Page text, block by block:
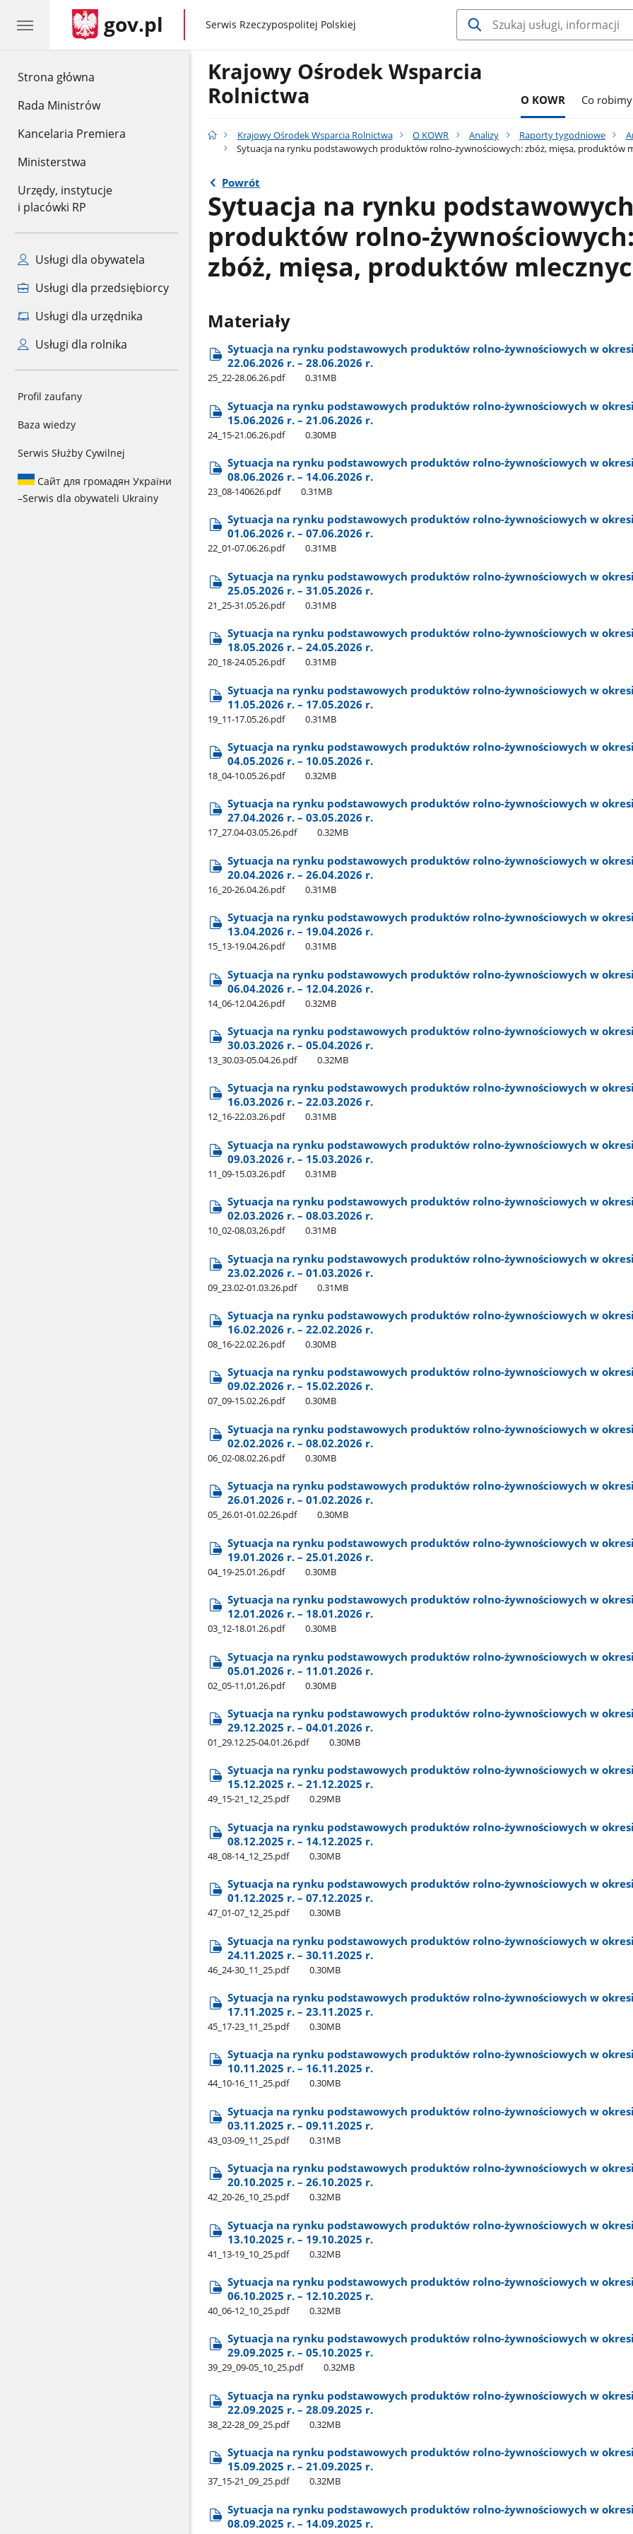
Strona główna
Rada Ministrów
Kancelaria Premiera
Ministerstwa
Urzędy, instytucje
i placówki RP
Usługi dla obywatela
Usługi dla przedsiębiorcy
Usługi dla urzędnika
Usługi dla rolnika
Profil zaufany
Baza wiedzy
Serwis Służby Cywilnej
Сайт для громадян України
–Serwis dla obywateli Ukrainy
gov.pl gov.pl
Serwis Rzeczypospolitej Polskiej
Krajowy Ośrodek Wsparcia
Rolnictwa
O KOWR Co robimy
Krajowy Ośrodek Wsparcia Rolnictwa O KOWR Analizy Raporty tygodniowe
Sytuacja na rynku podstawowych produktów rolno-żywnościowych: zbóż, mięsa, produktów
Powrót
Sytuacja na rynku podstawowych
produktów rolno-żywnościowych:
zbóż, mięsa, produktów
Materiały
Sytuacja na rynku podstawowych produktów rolno-żywnościowych w
22.06.2026 r. – 28.06.2026 r.
25​_22-28.06.26.pdf 0.31MB
Sytuacja na rynku podstawowych produktów rolno-żywnościowych w
15.06.2026 r. – 21.06.2026 r.
24​_15-21.06.26.pdf 0.30MB
Sytuacja na rynku podstawowych produktów rolno-żywnościowych w
08.06.2026 r. – 14.06.2026 r.
23​_08-140626.pdf 0.31MB
Sytuacja na rynku podstawowych produktów rolno-żywnościowych w
01.06.2026 r. – 07.06.2026 r.
22​_01-07.06.26.pdf 0.31MB
Sytuacja na rynku podstawowych produktów rolno-żywnościowych w
25.05.2026 r. – 31.05.2026 r.
21​_25-31.05.26.pdf 0.31MB
Sytuacja na rynku podstawowych produktów rolno-żywnościowych w
18.05.2026 r. – 24.05.2026 r.
20​_18-24.05.26.pdf 0.31MB
Sytuacja na rynku podstawowych produktów rolno-żywnościowych w
11.05.2026 r. – 17.05.2026 r.
19​_11-17.05.26.pdf 0.31MB
Sytuacja na rynku podstawowych produktów rolno-żywnościowych w
04.05.2026 r. – 10.05.2026 r.
18​_04-10.05.26.pdf 0.32MB
Sytuacja na rynku podstawowych produktów rolno-żywnościowych w
27.04.2026 r. – 03.05.2026 r.
17​_27.04-03.05.26.pdf 0.32MB
Sytuacja na rynku podstawowych produktów rolno-żywnościowych w
20.04.2026 r. – 26.04.2026 r.
16​_20-26.04.26.pdf 0.31MB
Sytuacja na rynku podstawowych produktów rolno-żywnościowych w
13.04.2026 r. – 19.04.2026 r.
15​_13-19.04.26.pdf 0.31MB
Sytuacja na rynku podstawowych produktów rolno-żywnościowych w
06.04.2026 r. – 12.04.2026 r.
14​_06-12.04.26.pdf 0.32MB
Sytuacja na rynku podstawowych produktów rolno-żywnościowych w
30.03.2026 r. – 05.04.2026 r.
13​_30.03-05.04.26.pdf 0.32MB
Sytuacja na rynku podstawowych produktów rolno-żywnościowych w
16.03.2026 r. – 22.03.2026 r.
12​_16-22.03.26.pdf 0.31MB
Sytuacja na rynku podstawowych produktów rolno-żywnościowych w
09.03.2026 r. – 15.03.2026 r.
11​_09-15.03.26.pdf 0.31MB
Sytuacja na rynku podstawowych produktów rolno-żywnościowych w
02.03.2026 r. – 08.03.2026 r.
10​_02-08,03,26.pdf 0.31MB
Sytuacja na rynku podstawowych produktów rolno-żywnościowych w
23.02.2026 r. – 01.03.2026 r.
09​_23.02-01.03.26.pdf 0.31MB
Sytuacja na rynku podstawowych produktów rolno-żywnościowych w
16.02.2026 r. – 22.02.2026 r.
08​_16-22.02.26.pdf 0.30MB
Sytuacja na rynku podstawowych produktów rolno-żywnościowych w
09.02.2026 r. – 15.02.2026 r.
07​_09-15.02.26.pdf 0.30MB
Sytuacja na rynku podstawowych produktów rolno-żywnościowych w
02.02.2026 r. – 08.02.2026 r.
06​_02-08.02.26.pdf 0.30MB
Sytuacja na rynku podstawowych produktów rolno-żywnościowych w
26.01.2026 r. – 01.02.2026 r.
05​_26.01-01.02.26.pdf 0.30MB
Sytuacja na rynku podstawowych produktów rolno-żywnościowych w
19.01.2026 r. – 25.01.2026 r.
04​_19-25.01.26.pdf 0.30MB
Sytuacja na rynku podstawowych produktów rolno-żywnościowych w
12.01.2026 r. – 18.01.2026 r.
03​_12-18.01.26.pdf 0.30MB
Sytuacja na rynku podstawowych produktów rolno-żywnościowych w
05.01.2026 r. – 11.01.2026 r.
02​_05-11,01,26.pdf 0.30MB
Sytuacja na rynku podstawowych produktów rolno-żywnościowych w
29.12.2025 r. – 04.01.2026 r.
01​_29.12.25-04.01.26.pdf 0.30MB
Sytuacja na rynku podstawowych produktów rolno-żywnościowych w
15.12.2025 r. – 21.12.2025 r.
49​_15-21​_12​_25.pdf 0.29MB
Sytuacja na rynku podstawowych produktów rolno-żywnościowych w
08.12.2025 r. – 14.12.2025 r.
48​_08-14​_12​_25.pdf 0.30MB
Sytuacja na rynku podstawowych produktów rolno-żywnościowych w
01.12.2025 r. – 07.12.2025 r.
47​_01-07​_12​_25.pdf 0.30MB
Sytuacja na rynku podstawowych produktów rolno-żywnościowych w
24.11.2025 r. – 30.11.2025 r.
46​_24-30​_11​_25.pdf 0.30MB
Sytuacja na rynku podstawowych produktów rolno-żywnościowych w
17.11.2025 r. – 23.11.2025 r.
45​_17-23​_11​_25.pdf 0.30MB
Sytuacja na rynku podstawowych produktów rolno-żywnościowych w
10.11.2025 r. – 16.11.2025 r.
44​_10-16​_11​_25.pdf 0.30MB
Sytuacja na rynku podstawowych produktów rolno-żywnościowych w
03.11.2025 r. – 09.11.2025 r.
43​_03-09​_11​_25.pdf 0.31MB
Sytuacja na rynku podstawowych produktów rolno-żywnościowych w
20.10.2025 r. – 26.10.2025 r.
42​_20-26​_10​_25.pdf 0.32MB
Sytuacja na rynku podstawowych produktów rolno-żywnościowych w
13.10.2025 r. – 19.10.2025 r.
41​_13-19​_10​_25.pdf 0.32MB
Sytuacja na rynku podstawowych produktów rolno-żywnościowych w
06.10.2025 r. – 12.10.2025 r.
40​_06-12​_10​_25.pdf 0.32MB
Sytuacja na rynku podstawowych produktów rolno-żywnościowych w
29.09.2025 r. – 05.10.2025 r.
39​_29​_09-05​_10​_25.pdf 0.32MB
Sytuacja na rynku podstawowych produktów rolno-żywnościowych w
22.09.2025 r. – 28.09.2025 r.
38​_22-28​_09​_25.pdf 0.32MB
Sytuacja na rynku podstawowych produktów rolno-żywnościowych w
15.09.2025 r. – 21.09.2025 r.
37​_15-21​_09​_25.pdf 0.32MB
Sytuacja na rynku podstawowych produktów rolno-żywnościowych w
08.09.2025 r. – 14.09.2025 r.